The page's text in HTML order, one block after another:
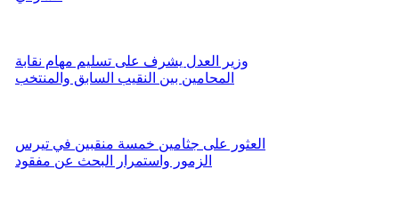
وزير العدل يشرف على تسليم مهام نقابة
المحامين بين النقيب السابق والمنتخب
العثور على جثامين خمسة منقبين في تيرس
الزمور واستمرار البحث عن مفقود